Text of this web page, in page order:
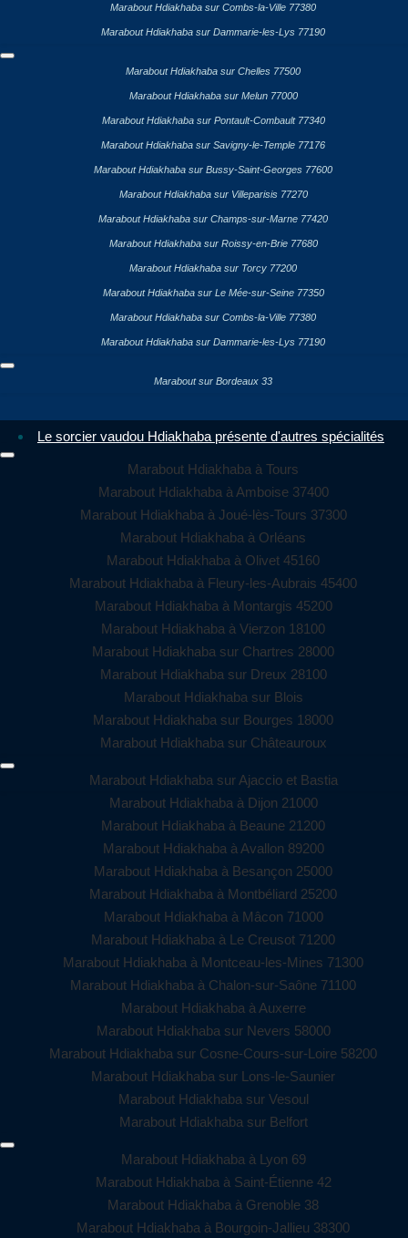
Marabout Hdiakhaba sur Combs-la-Ville 77380
Marabout Hdiakhaba sur Dammarie-les-Lys 77190
Marabout Hdiakhaba sur Chelles 77500
Marabout Hdiakhaba sur Melun 77000
Marabout Hdiakhaba sur Pontault-Combault 77340
Marabout Hdiakhaba sur Savigny-le-Temple 77176
Marabout Hdiakhaba sur Bussy-Saint-Georges 77600
Marabout Hdiakhaba sur Villeparisis 77270
Marabout Hdiakhaba sur Champs-sur-Marne 77420
Marabout Hdiakhaba sur Roissy-en-Brie 77680
Marabout Hdiakhaba sur Torcy 77200
Marabout Hdiakhaba sur Le Mée-sur-Seine 77350
Marabout Hdiakhaba sur Combs-la-Ville 77380
Marabout Hdiakhaba sur Dammarie-les-Lys 77190
Marabout sur Bordeaux 33
Le sorcier vaudou Hdiakhaba présente d'autres spécialités
Marabout Hdiakhaba à Tours
Marabout Hdiakhaba à Amboise 37400
Marabout Hdiakhaba à Joué-lès-Tours 37300
Marabout Hdiakhaba à Orléans
Marabout Hdiakhaba à Olivet 45160
Marabout Hdiakhaba à Fleury-les-Aubrais 45400
Marabout Hdiakhaba à Montargis 45200
Marabout Hdiakhaba à Vierzon 18100
Marabout Hdiakhaba sur Chartres 28000
Marabout Hdiakhaba sur Dreux 28100
Marabout Hdiakhaba sur Blois
Marabout Hdiakhaba sur Bourges 18000
Marabout Hdiakhaba sur Châteauroux
Marabout Hdiakhaba sur Ajaccio et Bastia
Marabout Hdiakhaba à Dijon 21000
Marabout Hdiakhaba à Beaune 21200
Marabout Hdiakhaba à Avallon 89200
Marabout Hdiakhaba à Besançon 25000
Marabout Hdiakhaba à Montbéliard 25200
Marabout Hdiakhaba à Mâcon 71000
Marabout Hdiakhaba à Le Creusot 71200
Marabout Hdiakhaba à Montceau-les-Mines 71300
Marabout Hdiakhaba à Chalon-sur-Saône 71100
Marabout Hdiakhaba à Auxerre
Marabout Hdiakhaba sur Nevers 58000
Marabout Hdiakhaba sur Cosne-Cours-sur-Loire 58200
Marabout Hdiakhaba sur Lons-le-Saunier
Marabout Hdiakhaba sur Vesoul
Marabout Hdiakhaba sur Belfort
Marabout Hdiakhaba à Lyon 69
Marabout Hdiakhaba à Saint-Étienne 42
Marabout Hdiakhaba à Grenoble 38
Marabout Hdiakhaba à Bourgoin-Jallieu 38300